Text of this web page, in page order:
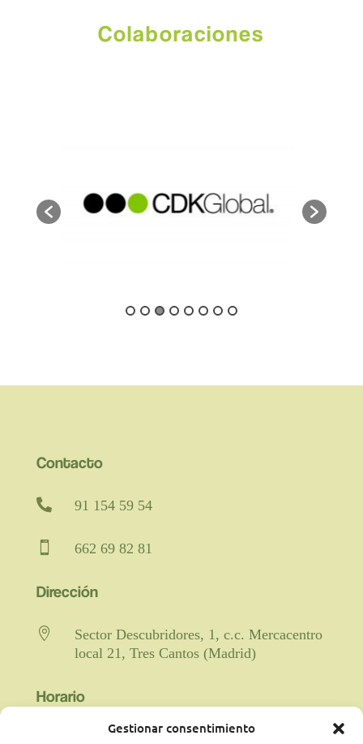
Gestionar consentimiento
Colaboraciones
Contacto
 91 154 59 54
 662 69 82 81
Dirección

Sector Descubridores, 1, c.c. Mercacentro
local 21, Tres Cantos (Madrid)
Horario